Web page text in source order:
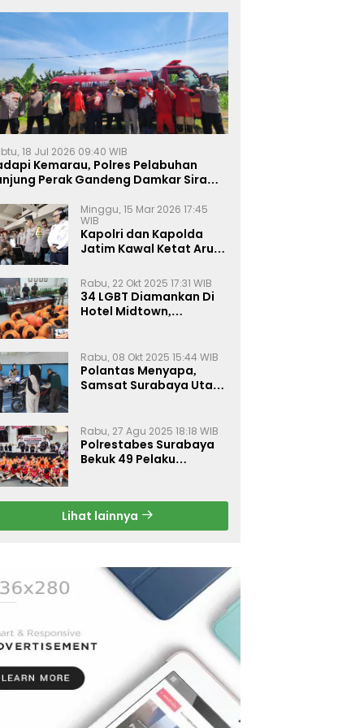
18 Jul 2026 09:40 WIB
Kemarau, Polres Pelabuhan
Perak Gandeng Damkar Siram
Minggu, 15 Mar 2026 17:45
WIB
Kapolri dan Kapolda
Jatim Kawal Ketat Arus
Rabu, 22 Okt 2025 17:31 WIB
34 LGBT Diamankan Di
Hotel Midtown,
Rabu, 08 Okt 2025 15:44 WIB
Polantas Menyapa,
Samsat Surabaya Utara
Rabu, 27 Agu 2025 18:18 WIB
Polrestabes Surabaya
Bekuk 49 Pelaku
Gratis
Lihat lainnya